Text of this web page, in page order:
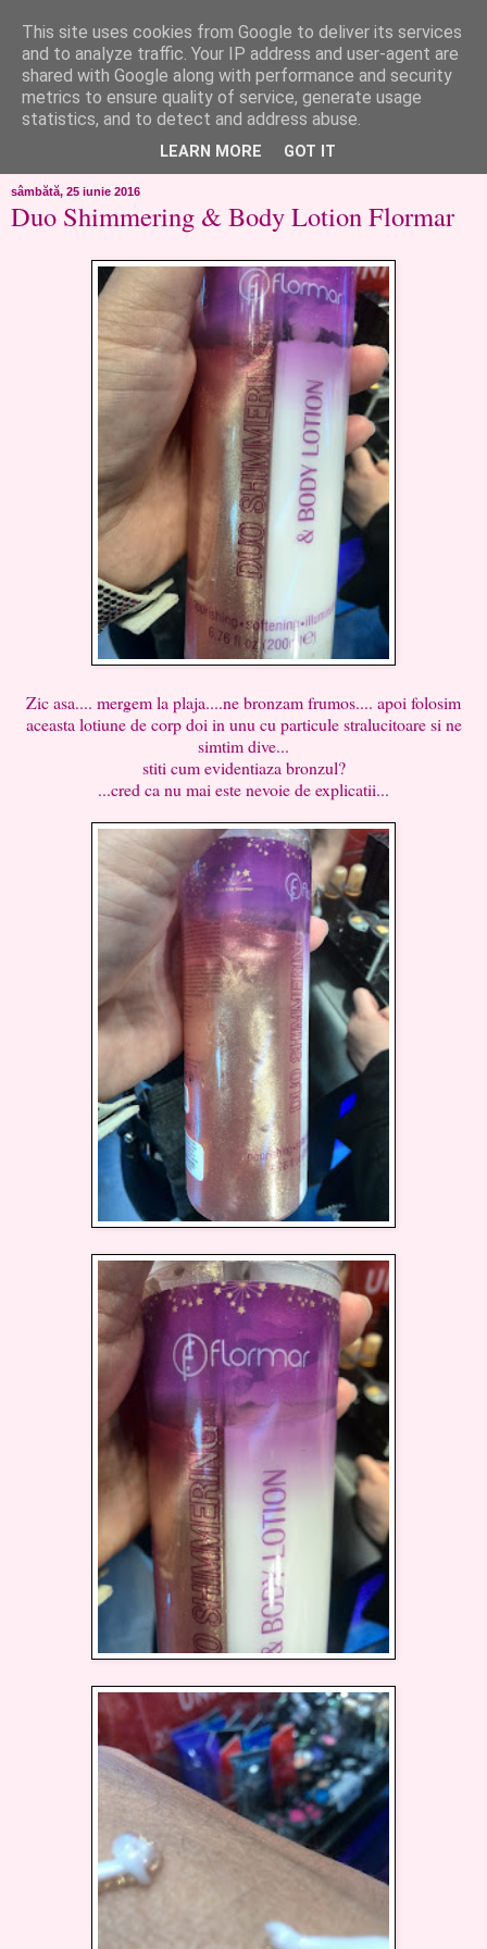
like ?...or not!
..de toate!!!!!..alandala...cum imi trec prin minte..si cum am
chef..incercate pe pielea mea..
sâmbătă, 25 iunie 2016
Duo Shimmering & Body Lotion Flormar
Zic asa.... mergem la plaja....ne bronzam frumos.... apoi folosim
aceasta lotiune de corp doi in unu cu particule stralucitoare si ne
simtim dive...
stiti cum evidentiaza bronzul?
...cred ca nu mai este nevoie de explicatii...
This site uses cookies from Google to deliver its services
and to analyze traffic. Your IP address and user-agent are
shared with Google along with performance and security
metrics to ensure quality of service, generate usage
statistics, and to detect and address abuse.
LEARN MORE GOT IT